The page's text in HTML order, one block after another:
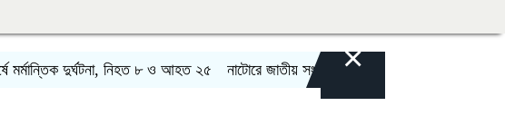
দুর্ঘটনা, নিহত ৮ ও আহত ২৫ নাটোরে জাতীয় সংসদের হুইপ দুলুকে গুলি করার চেষ্টা, যুবক আটক
×